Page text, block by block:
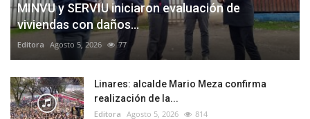
MINVU y SERVIU iniciaron evaluación de
viviendas con daños...
Editora Agosto 5, 2026 77
Linares: alcalde Mario Meza confirma
realización de la...
Editora Agosto 5, 2026 814